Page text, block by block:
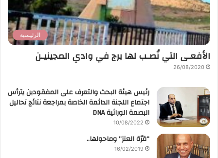
الرئيسية
الأفعـى التي نُصـب لها برج في وادي المجينيـن
26/08/2020
رئيس هيئة البحث والتعرف على المفقودين يترأس
اجتماع اللجنة الدائمة الخاصة بمراجعة نتائج تحاليل
البصمة الوراثية DNA
10/08/2022
“قرّة العنز” وماحولها..
16/02/2019